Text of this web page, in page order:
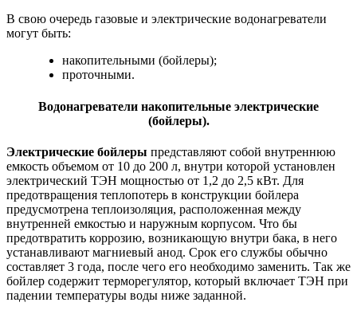
В свою очередь газовые и электрические водонагреватели
могут быть:
накопительными (бойлеры);
проточными.
Водонагреватели накопительные электрические
(бойлеры).
Электрические бойлеры представляют собой внутреннюю
емкость объемом от 10 до 200 л, внутри которой установлен
электрический ТЭН мощностью от 1,2 до 2,5 кВт. Для
предотвращения теплопотерь в конструкции бойлера
предусмотрена теплоизоляция, расположенная между
внутренней емкостью и наружным корпусом. Что бы
предотвратить коррозию, возникающую внутри бака, в него
устанавливают магниевый анод. Срок его службы обычно
составляет 3 года, после чего его необходимо заменить. Так же
бойлер содержит терморегулятор, который включает ТЭН при
падении температуры воды ниже заданной.